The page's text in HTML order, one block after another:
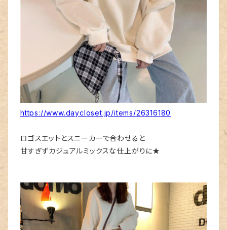
https://www.daycloset.jp/items/26316180
ロゴスエットとスニーカーで合わせると
甘すぎずカジュアルミックスな仕上がりに★